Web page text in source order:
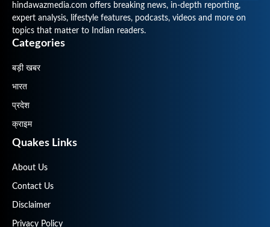
hindawazmedia.com offers breaking news, in-depth reporting,
expert analysis, lifestyle features, podcasts, videos and more on
topics that matter to Indian readers.
Categories
बड़ी खबर
भारत
प्रदेश
क्राइम
Quakes Links
About Us
Contact Us
Disclaimer
Privacy Policy